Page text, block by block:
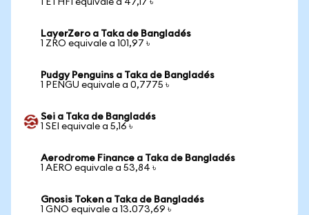
1 ETHFI equivale a 47,17 ৳
LayerZero a Taka de Bangladés
1 ZRO equivale a 101,97 ৳
Pudgy Penguins a Taka de Bangladés
1 PENGU equivale a 0,7775 ৳
Sei a Taka de Bangladés
1 SEI equivale a 5,16 ৳
Aerodrome Finance a Taka de Bangladés
1 AERO equivale a 53,84 ৳
Gnosis Token a Taka de Bangladés
1 GNO equivale a 13.073,69 ৳